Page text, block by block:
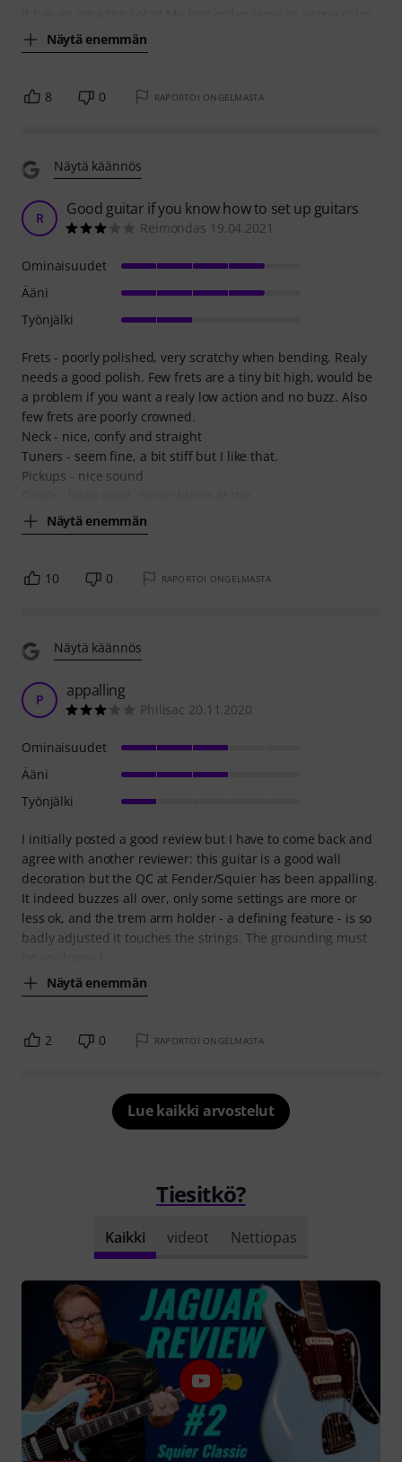
Näytä enemmän
8 0 RAPORTOI ONGELMASTA
Näytä käännös
R Good guitar if you know how to set up guitars
Reimondas 19.04.2021
Frets - poorly polished, very scratchy when bending. Realy
needs a good polish. Few frets are a tiny bit high, would be
a problem if you want a realy low action and no buzz. Also
few frets are poorly crowned.
Neck - nice, confy and straight
Tuners - seem fine, a bit stiff but I like that.
Pickups - nice sound
Näytä enemmän
Ominaisuudet
Ääni
Työnjälki
10 0 RAPORTOI ONGELMASTA
Näytä käännös
P appalling
Philisac 20.11.2020
I initially posted a good review but I have to come back and
agree with another reviewer: this guitar is a good wall
decoration but the QC at Fender/Squier has been appalling.
It indeed buzzes all over, only some settings are more or
less ok, and the trem arm holder - a defining feature - is so
badly adjusted it touches the strings. The grounding must
Näytä enemmän
Ominaisuudet
Ääni
Työnjälki
2 0 RAPORTOI ONGELMASTA
Lue kaikki arvostelut
Tiesitkö?
Kaikki videot Nettiopas